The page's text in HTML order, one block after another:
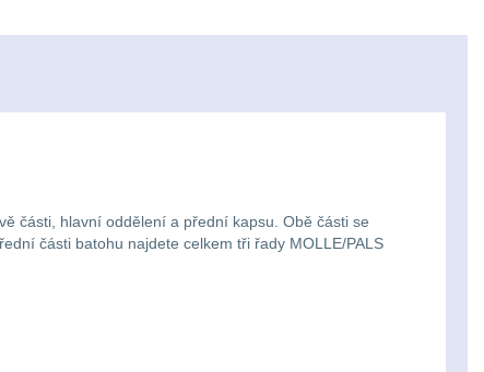
části, hlavní oddělení a přední kapsu. Obě části se
části batohu najdete celkem tři řady MOLLE/PALS